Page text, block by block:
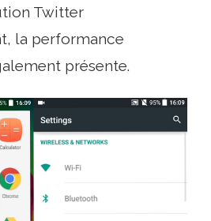
Twitter
la performance
présente.